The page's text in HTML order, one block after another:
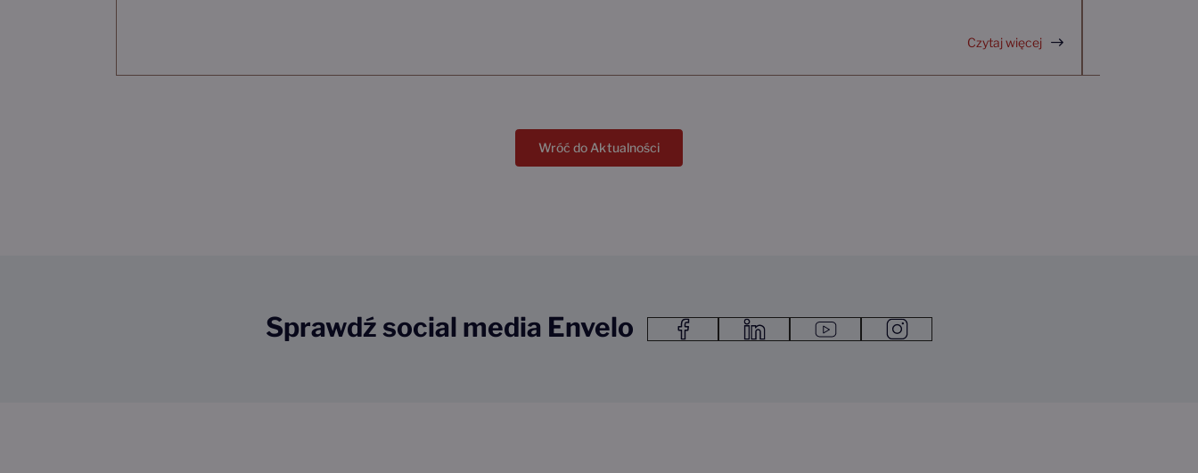
Czytaj więcej
Wróć do Aktualności
Sprawdź social media Envelo Link do facebook Link otwiera się w nowym oknie przeglądarki
Link do linkedin Link otwiera się w nowym oknie przeglądarki
Link do youtube1Link do instagram1